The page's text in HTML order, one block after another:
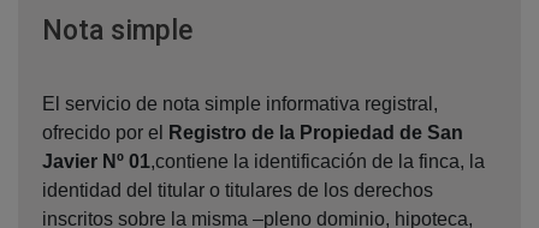
Nota simpleVentana nueva
El servicio de nota simple informativa registral,
ofrecido por el
Registro de la Propiedad de San
Javier Nº 01,contiene la identificación de la finca, la
identidad del titular o titulares de los derechos
inscritos sobre la misma –pleno dominio, hipoteca,